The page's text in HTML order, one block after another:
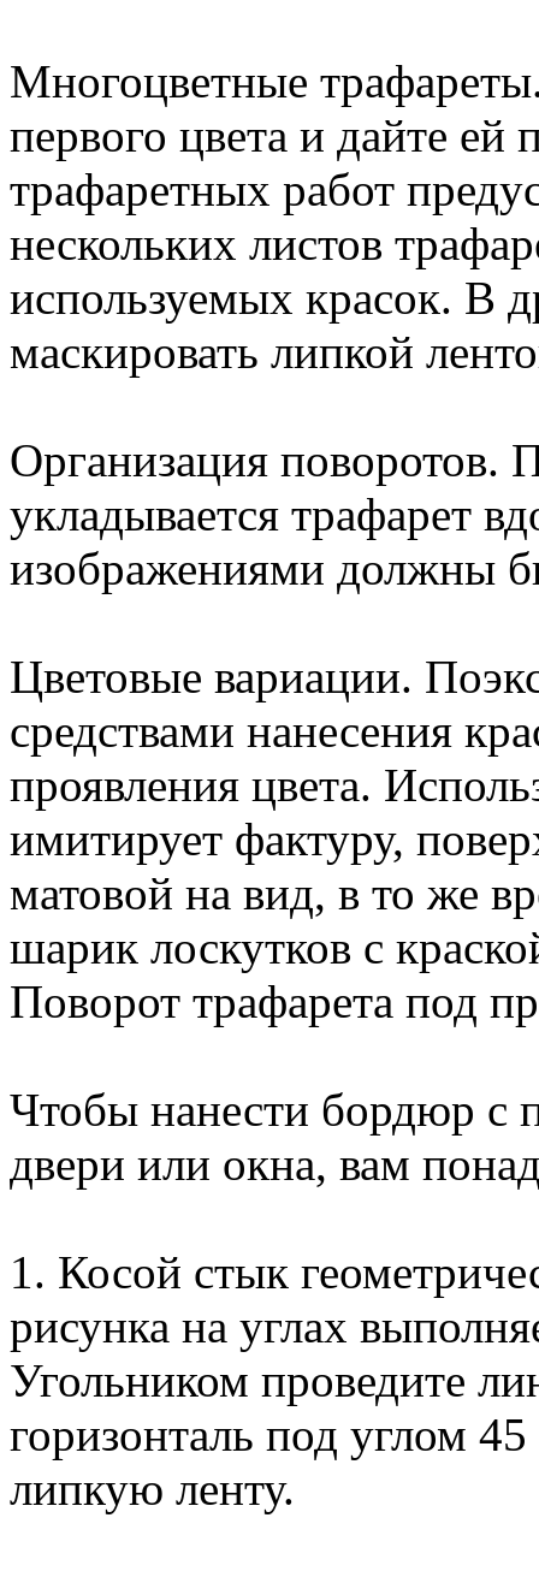
Многоцветные
первого цвета и дайте
трафаретных работ
нескольких листов
используемых красок. В
маскировать липкой
Организация поворотов.
укладывается трафарет
изображениями должны
Цветовые вариации.
средствами нанесения
проявления цвета.
имитирует фактуру,
матовой на вид, в то же
шарик лоскутков с
Поворот трафарета под
Чтобы нанести бордюр с
двери или окна, вам
1. Косой стык
рисунка на углах
Угольником проведите
горизонталь под углом
липкую ленту.